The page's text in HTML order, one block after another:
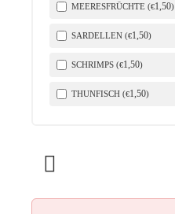
MEERESFRÜCHTE (€1,50)
SARDELLEN (€1,50)
SCHRIMPS (€1,50)
THUNFISCH (€1,50)